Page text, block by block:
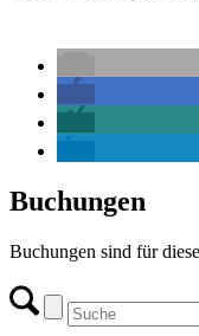
Buchungen
Buchungen sind für